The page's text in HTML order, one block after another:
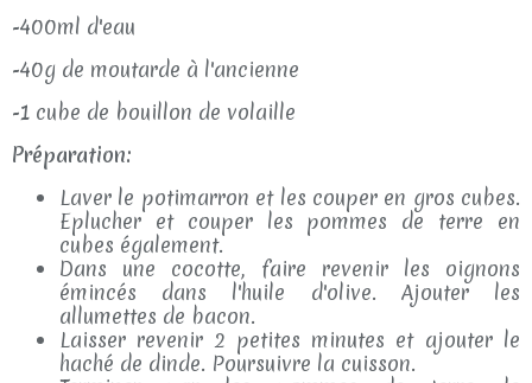
-400ml d'eau
-40g de moutarde à l'ancienne
-1 cube de bouillon de volaille
Préparation:
Laver le potimarron et les couper en gros cubes.
Eplucher et couper les pommes de terre en
cubes également.
Dans une cocotte, faire revenir les oignons
émincés dans l'huile d'olive. Ajouter les
allumettes de bacon.
Laisser revenir 2 petites minutes et ajouter le
haché de dinde. Poursuivre la cuisson.